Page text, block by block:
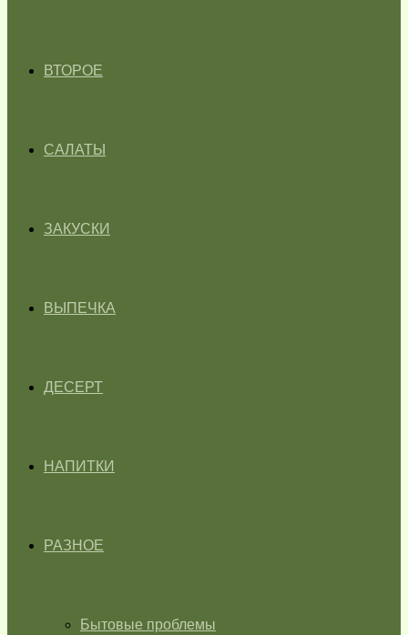
ВТОРОЕ
САЛАТЫ
ЗАКУСКИ
ВЫПЕЧКА
ДЕСЕРТ
НАПИТКИ
РАЗНОЕ
Бытовые проблемы